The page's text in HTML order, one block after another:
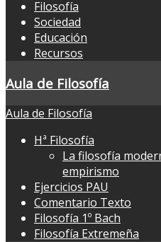
Filosofía
Sociedad
Educación
Recursos
Aula de Filosofía
Aula de Filosofía
Hª Filosofía
La filosofía
empirismo
Ejercicios PAU
Comentario Texto
Filosofía 1º Bach
Filosofía Extremeña